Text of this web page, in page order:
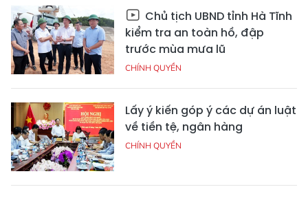
Chủ tịch UBND tỉnh Hà Tĩnh
kiểm tra an toàn hồ, đập
trước mùa mưa lũ
CHÍNH QUYỀN
Lấy ý kiến góp ý các dự án luật
về tiền tệ, ngân hàng
CHÍNH QUYỀN